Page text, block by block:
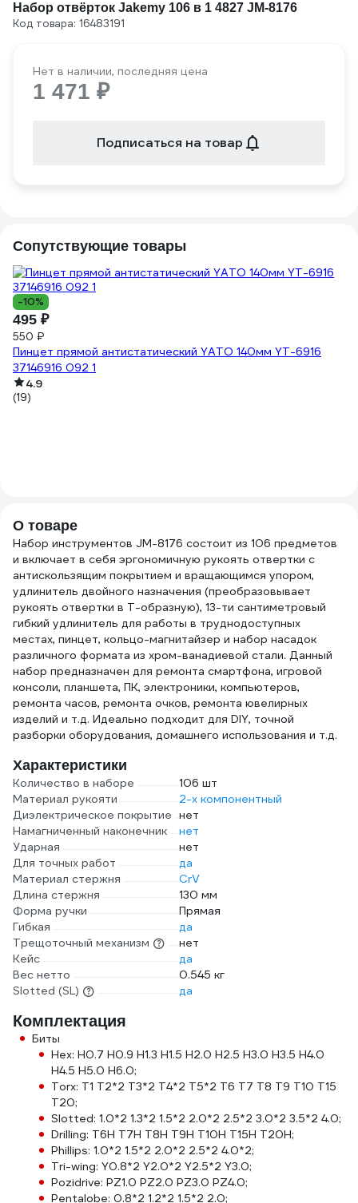
Набор отвёрток Jakemy 106 в 1 4827 JM-8176
Код товара: 16483191
Нет в наличии, последняя цена
1 471 ₽
Подписаться на товар
Сопутствующие товары
-10%
495 ₽
550 ₽
Пинцет прямой антистатический YATO 140мм YT-6916
37146916 092 1
4.9
(19)
О товаре
Набор инструментов JM-8176 состоит из 106 предметов
и включает в себя эргономичную рукоять отвертки с
антискользящим покрытием и вращающимся упором,
удлинитель двойного назначения (преобразовывает
рукоять отвертки в Т-образную), 13-ти сантиметровый
гибкий удлинитель для работы в труднодоступных
местах, пинцет, кольцо-магнитайзер и набор насадок
различного формата из хром-ванадиевой стали. Данный
набор предназначен для ремонта смартфона, игровой
консоли, планшета, ПК, электроники, компьютеров,
ремонта часов, ремонта очков, ремонта ювелирных
изделий и т.д. Идеально подходит для DIY, точной
разборки оборудования, домашнего использования и т.д.
Характеристики
Количество в наборе
106 шт
Материал рукояти
2-х компонентный
Диэлектрическое покрытие нет
Намагниченный наконечник
нет
Ударная
нет
Для точных работ
да
Материал стержня
CrV
Длина стержня
130 мм
Форма ручки
Прямая
Гибкая
да
Трещоточный механизм
нет
Кейс
да
Вес нетто
0.545 кг
Slotted (SL)
да
Комплектация
Биты
Hex: H0.7 H0.9 H1.3 H1.5 H2.0 H2.5 H3.0 H3.5 H4.0
H4.5 H5.0 H6.0;
Torx: T1 T2*2 T3*2 T4*2 T5*2 T6 T7 T8 T9 T10 T15
T20;
Slotted: 1.0*2 1.3*2 1.5*2 2.0*2 2.5*2 3.0*2 3.5*2 4.0;
Drilling: T6H T7H T8H T9H T10H T15H T20H;
Phillips: 1.0*2 1.5*2 2.0*2 2.5*2 4.0*2;
Tri-wing: Y0.8*2 Y2.0*2 Y2.5*2 Y3.0;
Pozidrive: PZ1.0 PZ2.0 PZ3.0 PZ4.0;
Pentalobe: 0.8*2 1.2*2 1.5*2 2.0;